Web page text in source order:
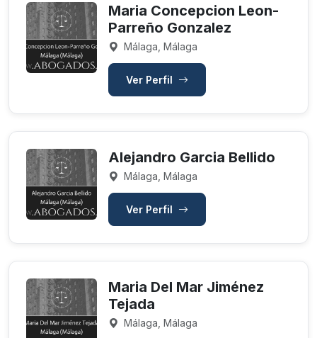
Maria Concepcion Leon-
Parreño Gonzalez
Málaga, Málaga
Ver Perfil
Alejandro Garcia Bellido
Málaga, Málaga
Ver Perfil
Maria Del Mar Jiménez
Tejada
Málaga, Málaga